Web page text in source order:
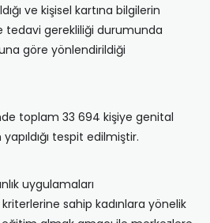
ve kişisel kartına bilgilerin
tedavi gerekliliği durumunda
göre yönlendirildiği
toplam 33 694 kişiye genital
tespit edilmiştir.
uygulamaları
sahip kadınlara yönelik